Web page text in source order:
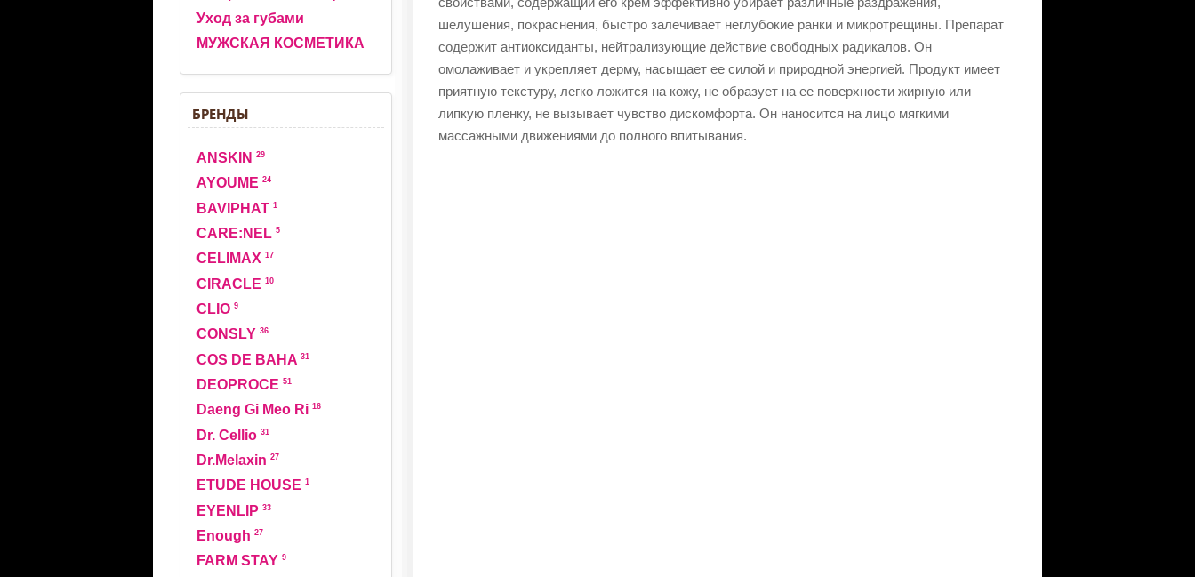
Уход за губами
МУЖСКАЯ КОСМЕТИКА
БРЕНДЫ
ANSKIN 29
AYOUME 24
BAVIPHAT 1
CARE:NEL 5
CELIMAX 17
CIRACLE 10
CLIO 9
CONSLY 36
COS DE BAHA 31
DEOPROCE 51
Daeng Gi Meo Ri 16
Dr. Cellio 31
Dr.Melaxin 27
ETUDE HOUSE 1
EYENLIP 33
Enough 27
FARM STAY 9
шелушения, покраснения, быстро залечивает неглубокие ранки и микротрещины. Препарат
содержит антиоксиданты, нейтрализующие действие свободных радикалов. Он
омолаживает и укрепляет дерму, насыщает ее силой и природной энергией. Продукт имеет
приятную текстуру, легко ложится на кожу, не образует на ее поверхности жирную или
липкую пленку, не вызывает чувство дискомфорта. Он наносится на лицо мягкими
массажными движениями до полного впитывания.